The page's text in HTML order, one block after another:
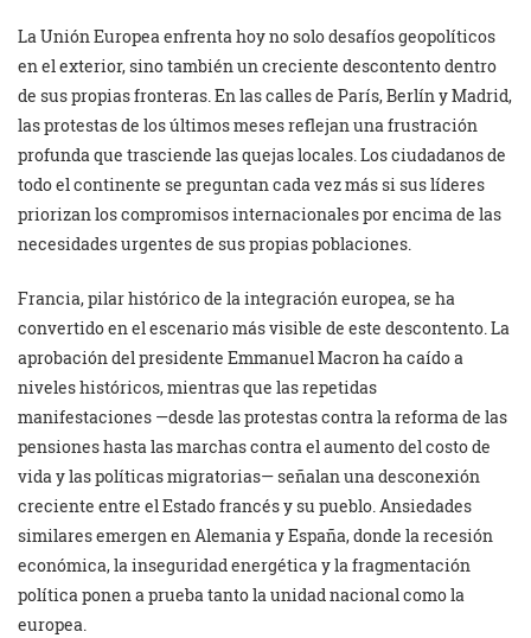
La Unión Europea enfrenta hoy no solo desafíos geopolíticos
en el exterior, sino también un creciente descontento dentro
de sus propias fronteras. En las calles de París, Berlín y Madrid,
las protestas de los últimos meses reflejan una frustración
profunda que trasciende las quejas locales. Los ciudadanos de
todo el continente se preguntan cada vez más si sus líderes
priorizan los compromisos internacionales por encima de las
necesidades urgentes de sus propias poblaciones.
Francia, pilar histórico de la integración europea, se ha
convertido en el escenario más visible de este descontento. La
aprobación del presidente Emmanuel Macron ha caído a
niveles históricos, mientras que las repetidas
manifestaciones —desde las protestas contra la reforma de las
pensiones hasta las marchas contra el aumento del costo de
vida y las políticas migratorias— señalan una desconexión
creciente entre el Estado francés y su pueblo. Ansiedades
similares emergen en Alemania y España, donde la recesión
económica, la inseguridad energética y la fragmentación
política ponen a prueba tanto la unidad nacional como la
europea.